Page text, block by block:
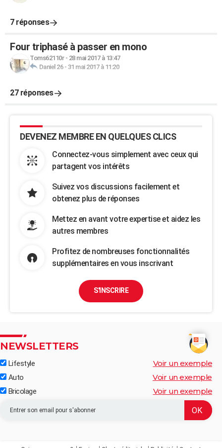
7 réponses
Four triphasé à passer en mono
Toms62110r- 28 mai 2017 à 13:47
Daniel 26- 31 mai 2017 à 11:20
27 réponses
DEVENEZ MEMBRE EN QUELQUES CLICS
Connectez-vous simplement avec ceux qui
partagent vos intérêts
Suivez vos discussions facilement et
obtenez plus de réponses
Mettez en avant votre expertise et aidez les
autres membres
Profitez de nombreuses fonctionnalités
supplémentaires en vous inscrivant
S'INSCRIRE
NEWSLETTERS
Lifestyle Voir un exemple
Auto Voir un exemple
Bricolage Voir un exemple